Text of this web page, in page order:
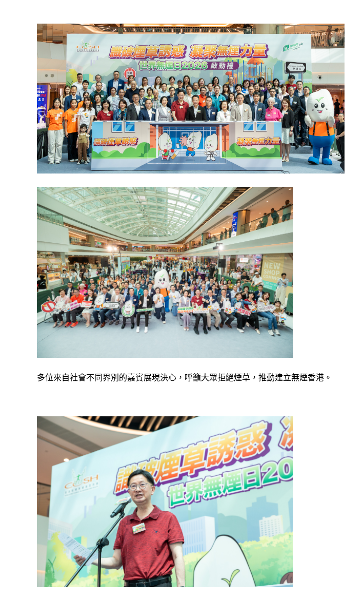
多位來自社會不同界別的嘉賓展現決心，呼籲大眾拒絕煙草，推動建立無煙香港。